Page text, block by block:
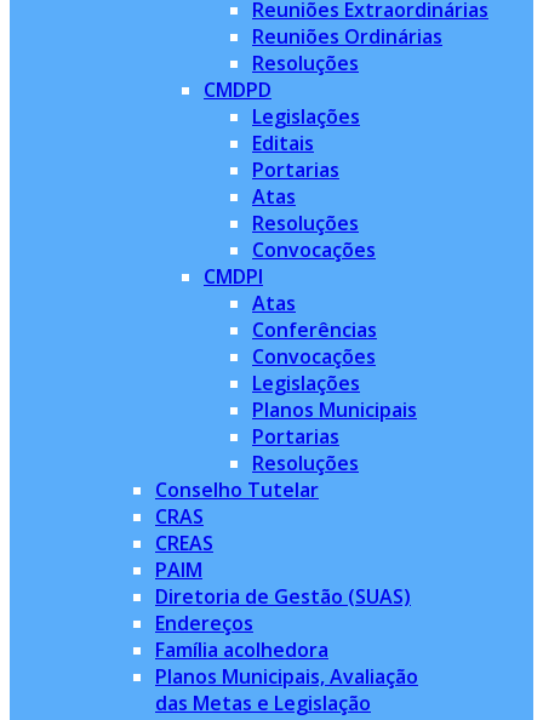
Reuniões Extraordinárias
Reuniões Ordinárias
Resoluções
CMDPD
Legislações
Editais
Portarias
Atas
Resoluções
Convocações
CMDPI
Atas
Conferências
Convocações
Legislações
Planos Municipais
Portarias
Resoluções
Conselho Tutelar
CRAS
CREAS
PAIM
Diretoria de Gestão (SUAS)
Endereços
Família acolhedora
Planos Municipais, Avaliação
das Metas e Legislação